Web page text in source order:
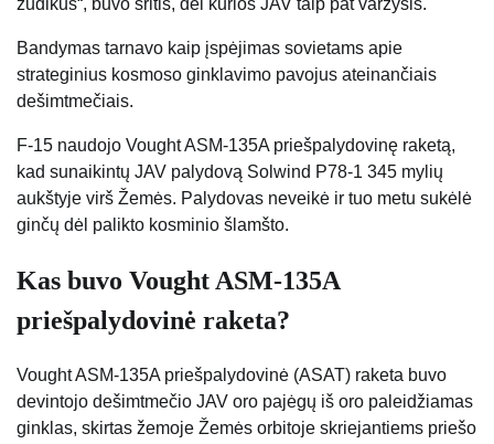
žudikus“, buvo sritis, dėl kurios JAV taip pat varžysis.
Bandymas tarnavo kaip įspėjimas sovietams apie
strateginius kosmoso ginklavimo pavojus ateinančiais
dešimtmečiais.
F-15 naudojo Vought ASM-135A priešpalydovinę raketą,
kad sunaikintų JAV palydovą Solwind P78-1 345 mylių
aukštyje virš Žemės. Palydovas neveikė ir tuo metu sukėlė
ginčų dėl palikto kosminio šlamšto.
Kas buvo Vought ASM-135A
priešpalydovinė raketa?
Vought ASM-135A priešpalydovinė (ASAT) raketa buvo
devintojo dešimtmečio JAV oro pajėgų iš oro paleidžiamas
ginklas, skirtas žemoje Žemės orbitoje skriejantiems priešo